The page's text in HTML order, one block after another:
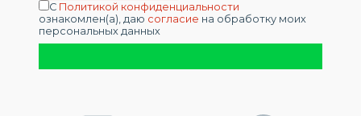
С Политикой конфиденциальности
ознакомлен(а), даю согласие на обработку моих
персональных данных